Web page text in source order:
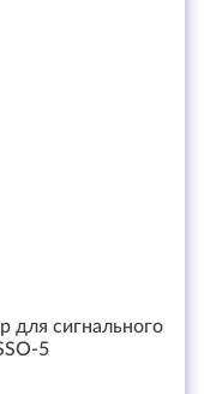
для сигнального
5